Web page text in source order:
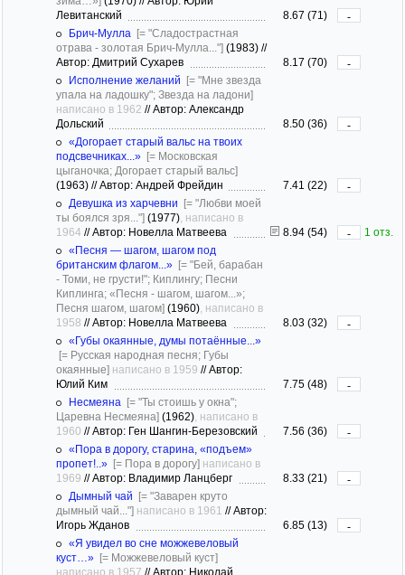
Левитанский
8.67 (71)
-
Брич-Мулла [= "Сладострастная
отрава - золотая Брич-Мулла..."] (1983) //
Автор: Дмитрий Сухарев
8.17 (70)
-
Исполнение желаний [= "Мне звезда
упала на ладошку"; Звезда на ладони]
написано в 1962 //Автор: Александр
Дольский
8.50 (36)
-
«Догорает старый вальс на твоих
подсвечниках...» [= Московская
цыганочка; Догорает старый вальс]
(1963) //Автор: Андрей Фрейдин 7.41 (22)
-
Девушка из харчевни [= "Любви моей
ты боялся зря..."] (1977) , написано в
1964 //Автор: Новелла Матвеева 8.94 (54) -
1 отз.
«Песня — шагом, шагом под
британским флагом...» [= "Бей, барабан
- Томи, не грусти!"; Киплингу; Песни
Киплинга; «Песня - шагом, шагом...»;
Песня шагом, шагом] (1960) , написано в
1958 //Автор: Новелла Матвеева 8.03 (32)
-
«Губы окаянные, думы потаённые...»
[= Русская народная песня; Губы
окаянные] написано в 1959 //Автор:
Юлий Ким
7.75 (48)
-
Несмеяна [= "Ты стоишь у окна";
Царевна Несмеяна] (1962) , написано в
1960 //Автор: Ген Шангин-Березовский 7.56 (36)
-
«Пора в дорогу, старина, «подъем»
пропет!..» [= Пора в дорогу] написано в
1969 //Автор: Владимир Ланцберг 8.33 (21)
-
Дымный чай [= "Заварен круто
дымный чай..."] написано в 1961 //Автор:
Игорь Жданов
6.85 (13)
-
«Я увидел во сне можжевеловый
куст…» [= Можжевеловый куст]
написано в 1957 //Автор: Николай